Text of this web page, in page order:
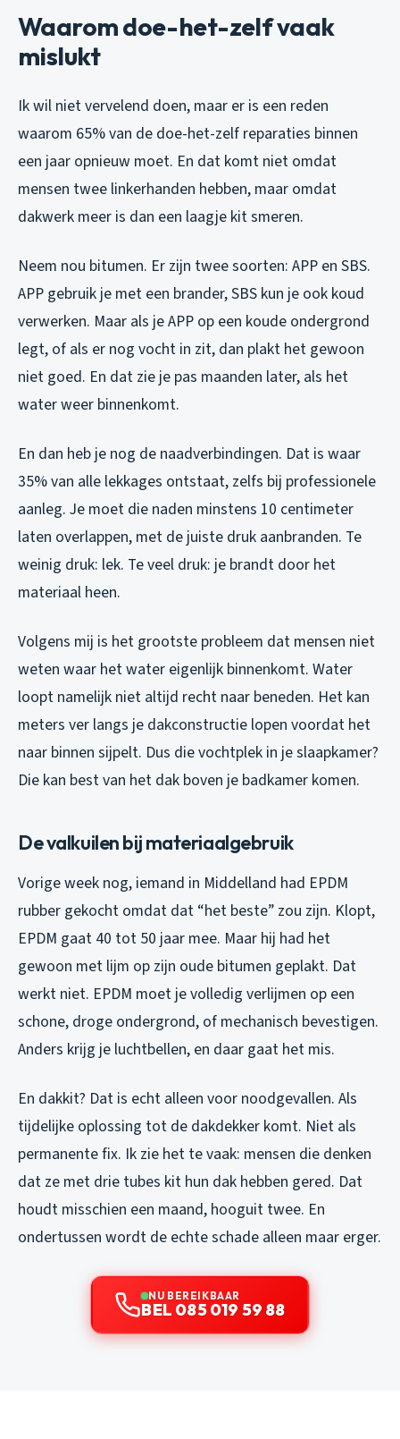
Waarom doe-het-zelf vaak
mislukt
Ik wil niet vervelend doen, maar er is een reden
waarom 65% van de doe-het-zelf reparaties binnen
een jaar opnieuw moet. En dat komt niet omdat
mensen twee linkerhanden hebben, maar omdat
dakwerk meer is dan een laagje kit smeren.
Neem nou bitumen. Er zijn twee soorten: APP en SBS.
APP gebruik je met een brander, SBS kun je ook koud
verwerken. Maar als je APP op een koude ondergrond
legt, of als er nog vocht in zit, dan plakt het gewoon
niet goed. En dat zie je pas maanden later, als het
water weer binnenkomt.
En dan heb je nog de naadverbindingen. Dat is waar
35% van alle lekkages ontstaat, zelfs bij professionele
aanleg. Je moet die naden minstens 10 centimeter
laten overlappen, met de juiste druk aanbranden. Te
weinig druk: lek. Te veel druk: je brandt door het
materiaal heen.
Volgens mij is het grootste probleem dat mensen niet
weten waar het water eigenlijk binnenkomt. Water
loopt namelijk niet altijd recht naar beneden. Het kan
meters ver langs je dakconstructie lopen voordat het
naar binnen sijpelt. Dus die vochtplek in je slaapkamer?
Die kan best van het dak boven je badkamer komen.
De valkuilen bij materiaalgebruik
Vorige week nog, iemand in Middelland had EPDM
rubber gekocht omdat dat “het beste” zou zijn. Klopt,
EPDM gaat 40 tot 50 jaar mee. Maar hij had het
gewoon met lijm op zijn oude bitumen geplakt. Dat
werkt niet. EPDM moet je volledig verlijmen op een
schone, droge ondergrond, of mechanisch bevestigen.
Anders krijg je luchtbellen, en daar gaat het mis.
En dakkit? Dat is echt alleen voor noodgevallen. Als
tijdelijke oplossing tot de dakdekker komt. Niet als
permanente fix. Ik zie het te vaak: mensen die denken
dat ze met drie tubes kit hun dak hebben gered. Dat
houdt misschien een maand, hooguit twee. En
ondertussen wordt de echte schade alleen maar erger.
NU BEREIKBAAR
BEL 085 019 59 88